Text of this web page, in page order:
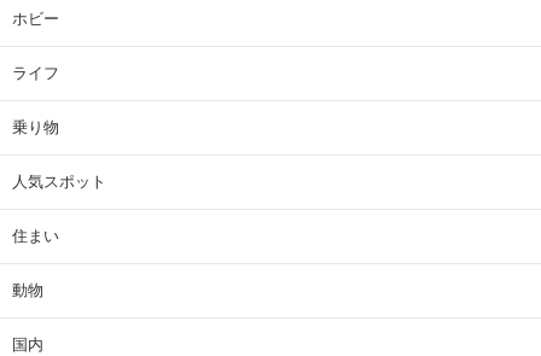
ホビー
ライフ
乗り物
人気スポット
住まい
動物
国内